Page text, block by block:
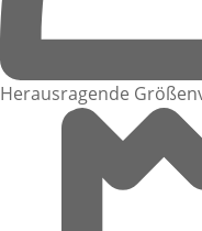
Herausragende